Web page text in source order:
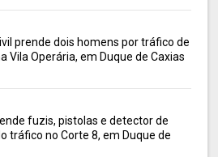
prende dois homens por tráfico de
Vila Operária, em Duque de Caxias
fuzis, pistolas e detector de
tráfico no Corte 8, em Duque de